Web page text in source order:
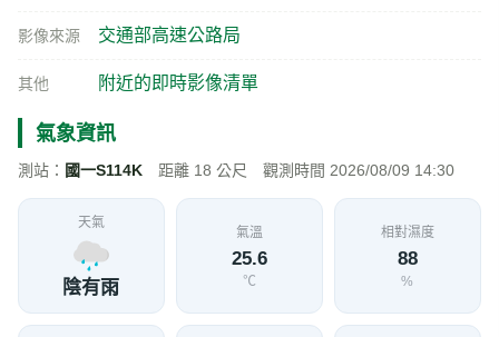
影像來源 交通部高速公路局
其他 附近的即時影像清單
氣象資訊
測站： 國一S114K 距離 18 公尺 觀測時間 2026/08/09 14:30
天氣
陰有雨
氣溫
25.6
℃
相對濕度
88
%